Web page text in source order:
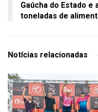
Gaúcha do Estado e
toneladas de
Notícias relacionadas